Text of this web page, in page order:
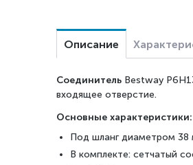
Описание
Соединитель Bestway
входящее отверстие.
Основные характеристики:
Под шланг диаметром 38
В комплекте: сетчатый